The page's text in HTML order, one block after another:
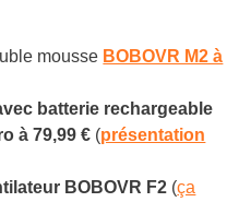
mousse BOBOVR M2 à
batterie rechargeable
à79,99 € (présentation
BOBOVR F2 (ça